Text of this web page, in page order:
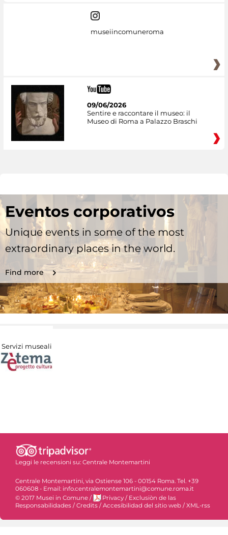
museiincomuneroma
09/06/2026
Sentire e raccontare il museo: il
Museo di Roma a Palazzo Braschi
Eventos corporativos
Unique events in some of the most
extraordinary places in the world.
Find more
Servizi museali
Leggi le recensioni su: Centrale Montemartini
Centrale Montemartini, via Ostiense 106 - 00154 Roma. Tel. +39
060608 - Email: info.centralemontemartini@comune.roma.it
© 2017 Musei in Comune / Privacy / Exclusiòn de las
Responsabilidades / Credits / Accesibilidad del sitio web / XML-rss